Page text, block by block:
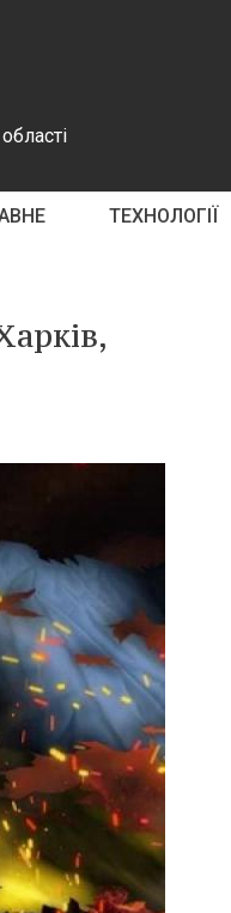
ТЕХНОЛОГІЇ